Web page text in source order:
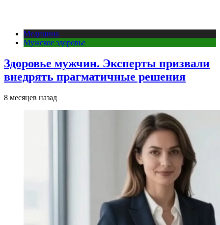
Медицина
Мужское здоровье
Здоровье мужчин. Эксперты призвали
внедрять прагматичные решения
8 месяцев назад